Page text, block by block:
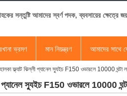
সন্তুষ্টি আমাদের স্বর্ণ পদক, ব্যবসায়ের
ভ্রমণ মান নিয়ন্ত্রণ আমাদের সাথে
ফ্ল্যাট ঝিল্লী প্যানেল স্যুইচ F150 ওভারলে 10000 ঘন্টা
প্যানেল স্যুইচ F150 ওভারলে 10000